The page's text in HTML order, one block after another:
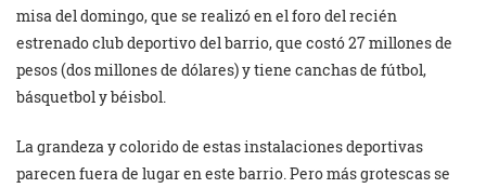
misa del domingo, que se realizó en el foro del recién
estrenado club deportivo del barrio, que costó 27 millones de
pesos (dos millones de dólares) y tiene canchas de fútbol,
básquetbol y béisbol.
La grandeza y colorido de estas instalaciones deportivas
parecen fuera de lugar en este barrio. Pero más grotescas se